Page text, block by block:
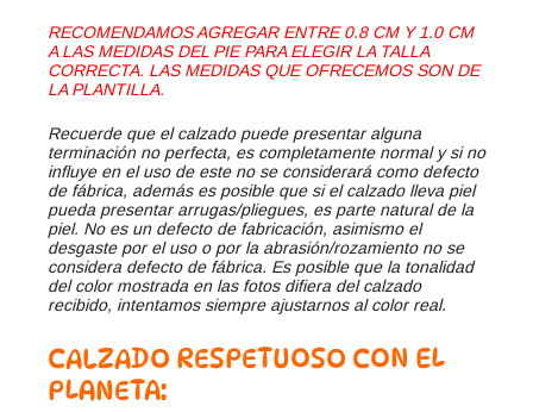
RECOMENDAMOS AGREGAR ENTRE 0.8 CM Y 1.0 CM
A LAS MEDIDAS DEL PIE PARA ELEGIR LA TALLA
CORRECTA. LAS MEDIDAS QUE OFRECEMOS SON DE
LA PLANTILLA.
Recuerde que el calzado puede presentar alguna
terminación no perfecta, es completamente normal y si no
influye en el uso de este no se considerará como defecto
de fábrica, además es posible que si el calzado lleva piel
pueda presentar arrugas/pliegues, es parte natural de la
piel. No es un defecto de fabricación, asimismo el
desgaste por el uso o por la abrasión/rozamiento no se
considera defecto de fábrica. Es posible que la tonalidad
del color mostrada en las fotos difiera del calzado
recibido, intentamos siempre ajustarnos al color real.
CALZADO RESPETUOSO CON EL
PLANETA: